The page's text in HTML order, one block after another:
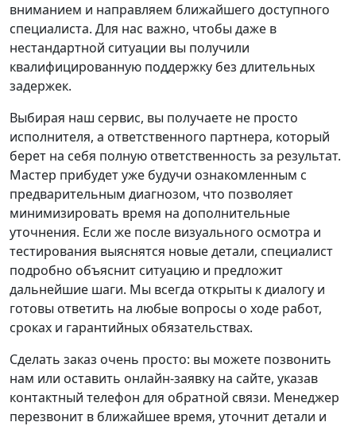
вниманием и направляем ближайшего доступного
специалиста. Для нас важно, чтобы даже в
нестандартной ситуации вы получили
квалифицированную поддержку без длительных
задержек.
Выбирая наш сервис, вы получаете не просто
исполнителя, а ответственного партнера, который
берет на себя полную ответственность за результат.
Мастер прибудет уже будучи ознакомленным с
предварительным диагнозом, что позволяет
минимизировать время на дополнительные
уточнения. Если же после визуального осмотра и
тестирования выяснятся новые детали, специалист
подробно объяснит ситуацию и предложит
дальнейшие шаги. Мы всегда открыты к диалогу и
готовы ответить на любые вопросы о ходе работ,
сроках и гарантийных обязательствах.
Сделать заказ очень просто: вы можете позвонить
нам или оставить онлайн-заявку на сайте, указав
контактный телефон для обратной связи. Менеджер
перезвонит в ближайшее время, уточнит детали и